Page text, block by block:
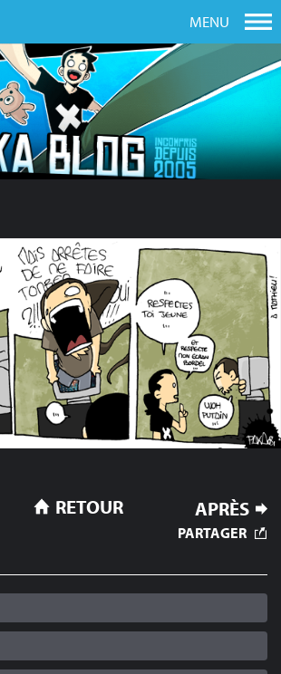
MENU
APRÈS
RETOUR
PARTAGER